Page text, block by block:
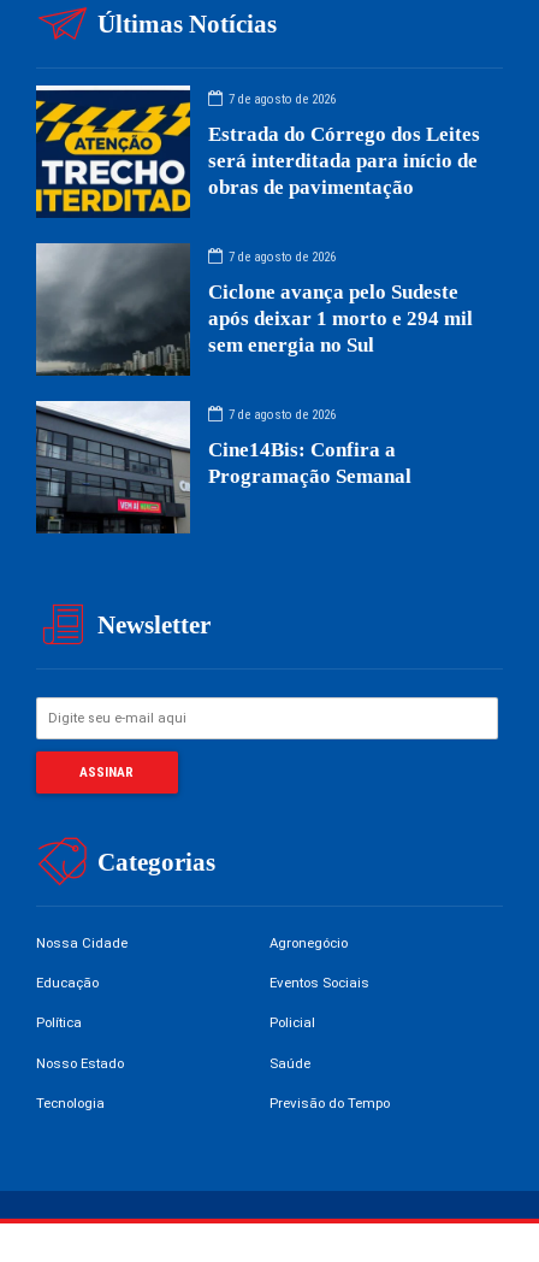
Últimas Notícias
7 de agosto de 2026
Estrada do Córrego dos Leites
será interditada para início de
obras de pavimentação
7 de agosto de 2026
Ciclone avança pelo Sudeste
após deixar 1 morto e 294 mil
sem energia no Sul
7 de agosto de 2026
Cine14Bis: Confira a
Programação Semanal
Newsletter
Categorias
Nossa Cidade Agronegócio
Educação Eventos Sociais
Política Policial
Nosso Estado Saúde
Tecnologia Previsão do Tempo